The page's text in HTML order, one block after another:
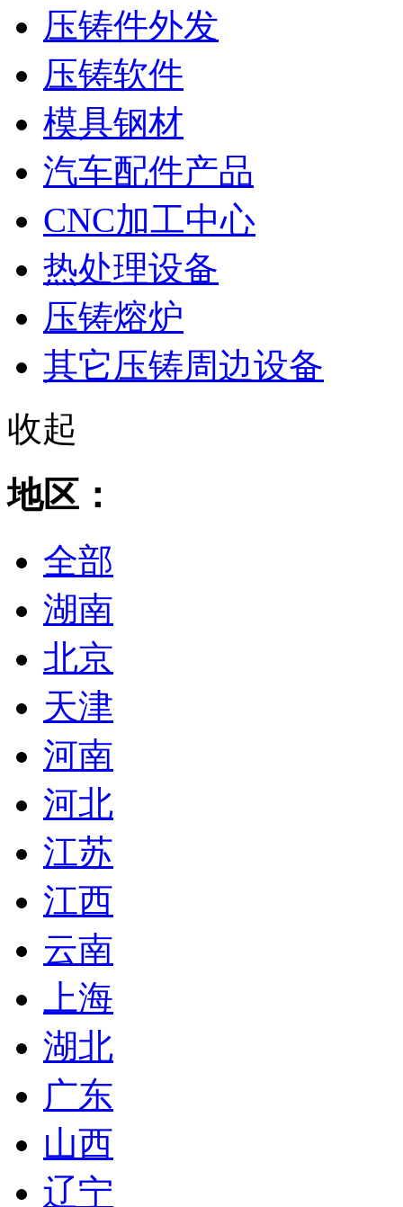
压铸件外发
压铸软件
模具钢材
汽车配件产品
CNC加工中心
热处理设备
压铸熔炉
其它压铸周边设备
收起
地区：
全部
湖南
北京
天津
河南
河北
江苏
江西
云南
上海
湖北
广东
山西
辽宁